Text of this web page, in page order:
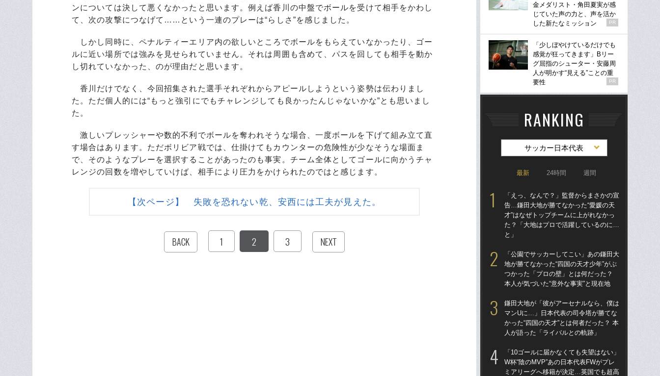
ンについては決して悪くなかったと思います。例えば香川の中盤でボールを受けて相手をかわし
て、次の攻撃につなげて……という一連のプレーは“らしさ”を感じました。
しかし同時に、ペナルティーエリア内の欲しいところでボールをもらえていなかったり、ゴー
ルに近い場所では強みを見せられていません。それは周囲も含めて、パスを回しても相手を動か
し切れていなかった、のが理由だと思います。
香川だけでなく、今回招集された選手それぞれからアピールしようという姿勢は伝わりまし
た。ただ個人的には“もっと強引にでもチャレンジしても良かったんじゃないかな”とも思いまし
た。
激しいプレッシャーや数的不利でボールを奪われそうな場合、一度ボールを下げて組み立て直
す場合はあります。ただボリビア戦では、仕掛けてもカウンターの危険性が少なそうな場面ま
で、そのようなプレーを選択することがあったのも事実。チーム全体としてゴールに向かうチャ
レンジの回数を増やしていけば、相手により圧力をかけられたのではと感じます。
【次ページ】 失敗を恐れない乾、安西には工夫が見えた。
BACK 1 2 3 NEXT
金メダリスト・角田夏実が感
じていた声の力と、声を活か
した新たなミッション
PR
「少しぼやけているだけでも
感覚が狂ってきます」Bリー
グ屈指のシューター・安藤周
人が明かす“見える”ことの重
要性
PR
RANKING
サッカー日本代表
最新 24時間 週間
「えっ、なんで？」監督からまさかの宣
告…鎌田大地が勝てなかった“愛媛の天
才”はなぜトップチームに上がれなかっ
た？「大地はプロで活躍しているのに…
と」
「公園でサッカーしてこい」あの鎌田大
地が勝てなかった“四国の天才少年”がぶ
つかった「プロの壁」とは何だった？
本人が気づいた“意外な事実”と現在地
鎌田大地が「彼がアーセナルなら、僕は
マンUに…」日本代表の司令塔が勝てな
かった“四国の天才”とは何者だった？ 本
人が語った「ライバルとの軌跡」
「10ゴールに届かなくても失望はない」
W杯“陰のMVP”あの日本代表FWがプレ
ミアリーグへ移籍が決定…英国でも超高